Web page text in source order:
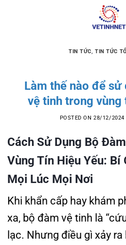
TIN TỨC,TIN TỨC
Làm thế nào để sử
vệ tinh trong vùng
POSTED ON28/12/2024
Cách Sử Dụng Bộ
Vùng Tín Hiệu Yếu: Bí
Mọi Lúc Mọi Nơi
Khi khẩn cấp hay khám
xa, bộ đàm vệ tinh là
lạc. Nhưng điều gì xảy